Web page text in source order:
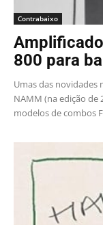
Contrabaixo
800 para
Umas das novidades
NAMM (na edição de
modelos de combos